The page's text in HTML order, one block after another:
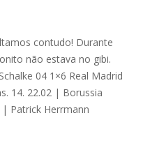
contudo! Durante
não estava no gibi.
04 1×6 Real Madrid
14. 22.02 | Borussia
Patrick Herrmann